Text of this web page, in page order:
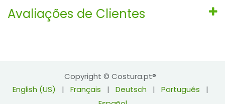
Avaliações de Clientes
Copyright © Costura.pt®
English (US)
| Français | Deutsch | Português
|